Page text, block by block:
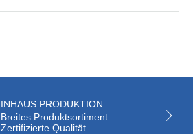
INHAUS PRODUKTION
Breites Produktsortiment
Zertifizierte Qualität